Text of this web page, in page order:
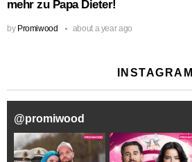
mehr zu Papa Dieter!
by Promiwood about a year ago
INSTAGRAM
@promiwood